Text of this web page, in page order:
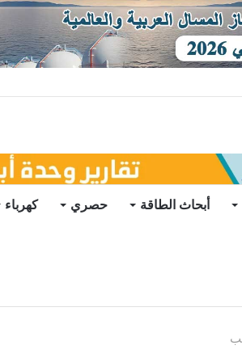
أبحاث الطاقة حصري كهرباء